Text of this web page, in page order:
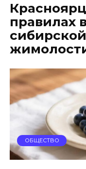
правилах
ОБЩЕСТВО